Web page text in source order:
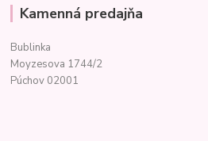
Kamenná predajňa
Bublinka
Moyzesova 1744/2
Púchov 02001